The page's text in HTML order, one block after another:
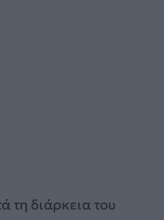
τη διάρκεια του